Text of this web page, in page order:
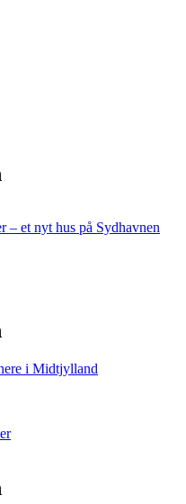
– et nyt hus på Sydhavnen
i Midtjylland